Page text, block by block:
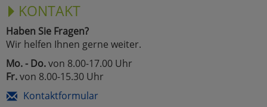
KONTAKT
Haben Sie Fragen?
Wir helfen Ihnen gerne weiter.
Mo. - Do.von 8.00-17.00 Uhr
Fr.von 8.00-15.30 Uhr
Kontaktformular